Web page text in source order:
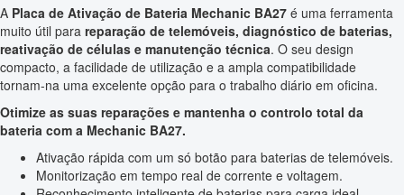
A Placa de Ativação de Bateria Mechanic BA27 é uma ferramenta
muito útil para reparação de telemóveis, diagnóstico de baterias,
reativação de células e manutenção técnica. O seu design
compacto, a facilidade de utilização e a ampla compatibilidade
tornam-na uma excelente opção para o trabalho diário em oficina.
Otimize as suas reparações e mantenha o controlo total da
bateria com a Mechanic BA27.
Ativação rápida com um só botão para baterias de telemóveis.
Monitorização em tempo real de corrente e voltagem.